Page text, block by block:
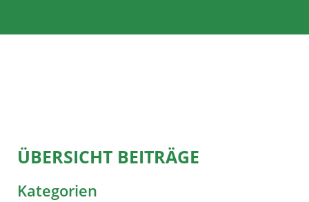
ÜBERSICHT BEITRÄGE
Kategorien